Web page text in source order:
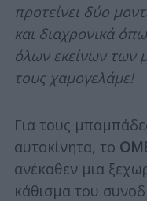
προτείνει δύο
και διαχρονικά
όλων εκείνων
τους χαμογελάμε!
Για τους
αυτοκίνητα, το
ανέκαθεν μια
κάθισμα του